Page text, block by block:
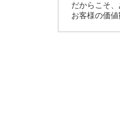
だからこそ
お客様の価